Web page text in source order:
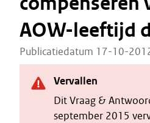
AOW-leeftijd
Publicatiedatum 17-10-
Vervallen
Dit Vraag &
september 2015